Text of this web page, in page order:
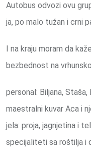
Autobus odvozi ovu
ja, po malo tužan i crni
I na kraju moram da
bezbednost na
personal: Biljana,
maestralni kuvar Aca i
jela: proja, jagnjetina i
specijaliteti sa roštilja i